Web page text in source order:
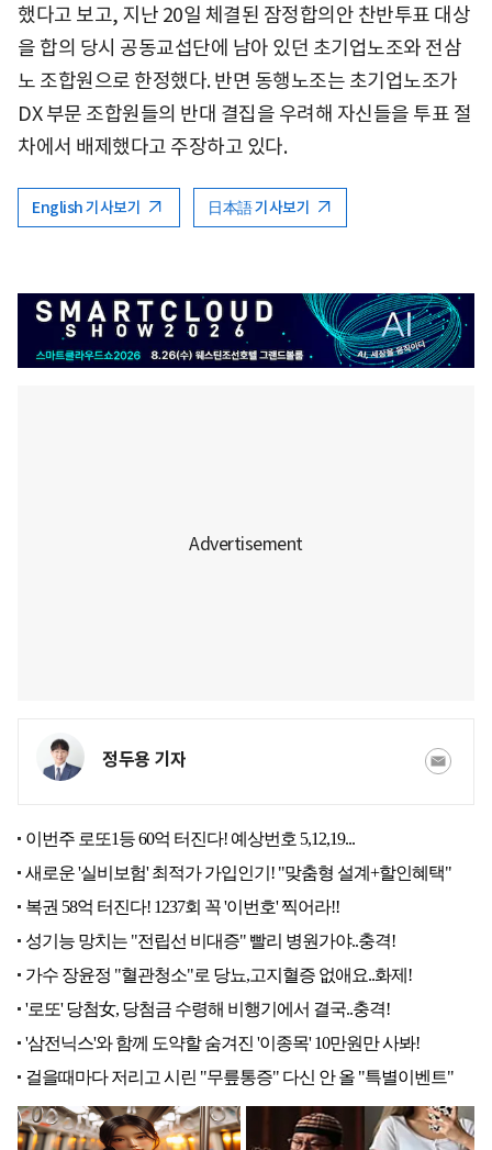
했다고 보고, 지난 20일 체결된 잠정합의안 찬반투표 대상
을 합의 당시 공동교섭단에 남아 있던 초기업노조와 전삼
노 조합원으로 한정했다. 반면 동행노조는 초기업노조가
DX 부문 조합원들의 반대 결집을 우려해 자신들을 투표 절
차에서 배제했다고 주장하고 있다.
English 기사보기 日本語 기사보기
정두용 기자